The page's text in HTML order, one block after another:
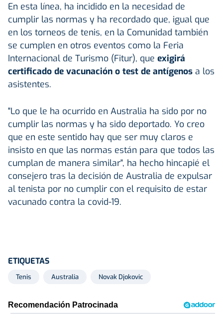
En esta línea, ha incidido en la necesidad de
cumplir las normas y ha recordado que, igual que
en los torneos de tenis, en la Comunidad también
se cumplen en otros eventos como la Feria
Internacional de Turismo (Fitur), que exigirá
certificado de vacunación o test de antígenos a los
asistentes.
"Lo que le ha ocurrido en Australia ha sido por no
cumplir las normas y ha sido deportado. Yo creo
que en este sentido hay que ser muy claros e
insisto en que las normas están para que todos las
cumplan de manera similar", ha hecho hincapié el
consejero tras la decisión de Australia de expulsar
al tenista por no cumplir con el requisito de estar
vacunado contra la covid-19.
ETIQUETAS
Tenis Australia Novak Djokovic